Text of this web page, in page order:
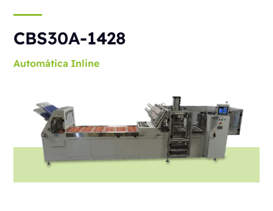
CBS30A-1428
Automática Inline